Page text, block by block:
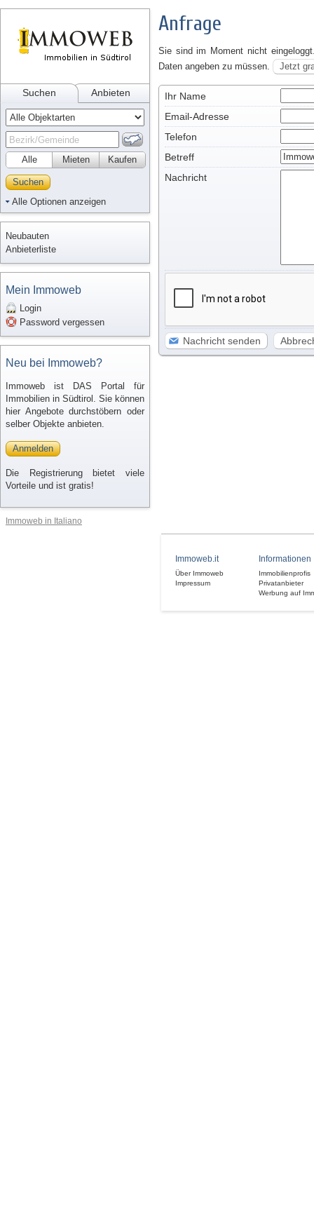
Suchen Anbieten
Alle Kaufen
Mieten
Suchen
Alle Optionen anzeigen
Neubauten
Anbieterliste
Mein Immoweb
Login
Password vergessen
Neu bei Immoweb?
Immoweb ist DAS Portal für
Immobilien in Südtirol. Sie können
hier Angebote durchstöbern oder
selber Objekte anbieten.
Anmelden
Die Registrierung bietet viele
Vorteile und ist gratis!
Immoweb in Italiano
Anfrage
Sie sind im Moment nicht
Daten angeben zu müssen.
Jetzt
Ihr Name
Email-Adresse
Telefon
Betreff
Nachricht
Nachricht senden
Immoweb.it
Über Immoweb
Impressum
Informationen
Immobilienprofis
Privatanbieter
Werbung auf